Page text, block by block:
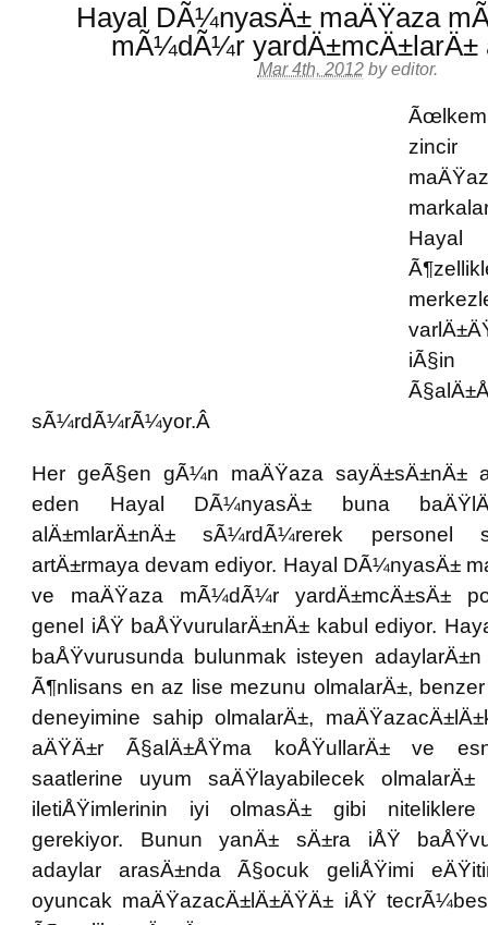
Hayal DÃ¼nyasÄ± maÄŸaza
mÃ¼dÃ¼r yardÄ±mcÄ±larÄ±
Mar 4th, 2012 byeditor.
iÃ§in
sÃ¼rdÃ¼rÃ¼yor.Â
Her geÃ§en gÃ¼n maÄŸaza sayÄ±sÄ±nÄ±
eden Hayal DÃ¼nyasÄ± buna
alÄ±mlarÄ±nÄ± sÃ¼rdÃ¼rerek personel
artÄ±rmaya devam ediyor. Hayal DÃ¼nyasÄ±
ve maÄŸaza mÃ¼dÃ¼r yardÄ±mcÄ±sÄ±
genel iÅŸ baÅŸvurularÄ±nÄ± kabul ediyor.
baÅŸvurusunda bulunmak isteyen
Ã¶nlisans en az lise mezunu olmalarÄ±,
deneyimine sahip olmalarÄ±,
aÄŸÄ±r Ã§alÄ±ÅŸma koÅŸullarÄ± ve
saatlerine uyum saÄŸlayabilecek
iletiÅŸimlerinin iyi olmasÄ± gibi
gerekiyor. Bunun yanÄ± sÄ±ra iÅŸ
adaylar arasÄ±nda Ã§ocuk geliÅŸimi
oyuncak maÄŸazacÄ±lÄ±ÄŸÄ± iÅŸ